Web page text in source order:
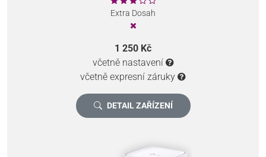
Extra Dosah
1 250 Kč
včetně nastavení
včetně expresní záruky
DETAIL ZAŘÍZENÍ